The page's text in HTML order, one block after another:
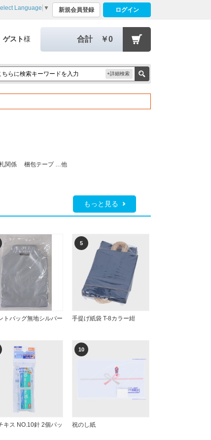
ログイン
新規会員登録
Language ▼
ゲスト様 合計 ￥0
+詳細検索
関係 梱包テープ …他
もっと見る
トバッグ無地シルバー
5
手提げ紙袋 T-8カラー紺
キス NO.10針 2個パッ
10
祝のし紙